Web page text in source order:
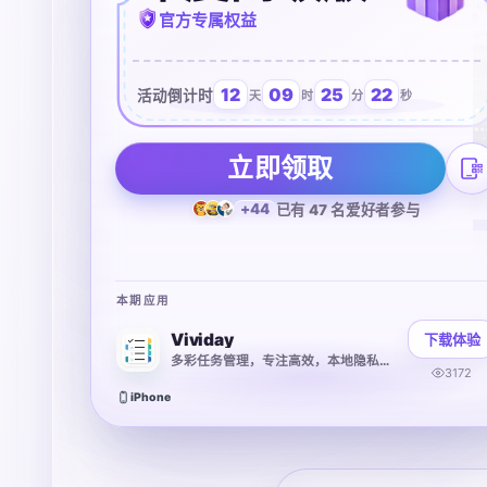
官方专属权益
活动倒计时 12 天 09 时 25 分 22 秒
立即领取
+44 已有 47 名爱好者参与
本期应用
Vividay
多彩任务管理，专注高效，本地隐私保障
下载体验
3172
iPhone